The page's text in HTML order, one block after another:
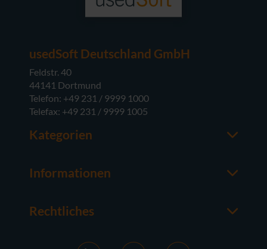
usedSoft Deutschland GmbH
Feldstr. 40
44141 Dortmund
Telefon: +49 231 / 9999 1000
Telefax: +49 231 / 9999 1005
Kategorien
Server-Software
Hardware
Informationen
Über usedSoft
Wissenswertes
Rechtliches